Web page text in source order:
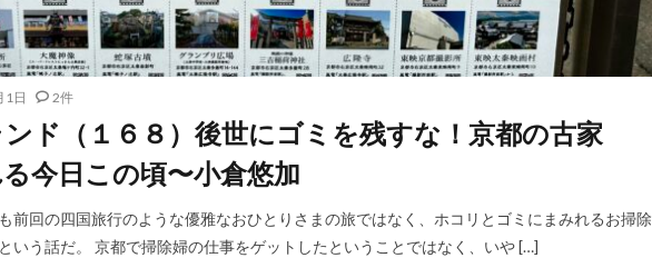
1日 2件
ド（１６８）後世にゴミを残すな！京都の古家
今日この頃〜小倉悠加
前回の四国旅行のような優雅なおひとりさまの旅ではなく、ホコリとゴミにまみれるお掃除
いう話だ。 京都で掃除婦の仕事をゲットしたということではなく、いや […]